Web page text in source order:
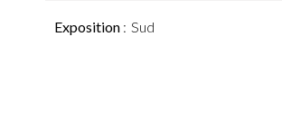
Exposition Sud